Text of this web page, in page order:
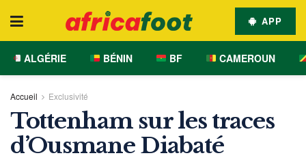
APP
ALGÉRIE BÉNIN BF CAMEROUN
Accueil Exclusivité
Tottenham sur les traces
d’Ousmane Diabaté